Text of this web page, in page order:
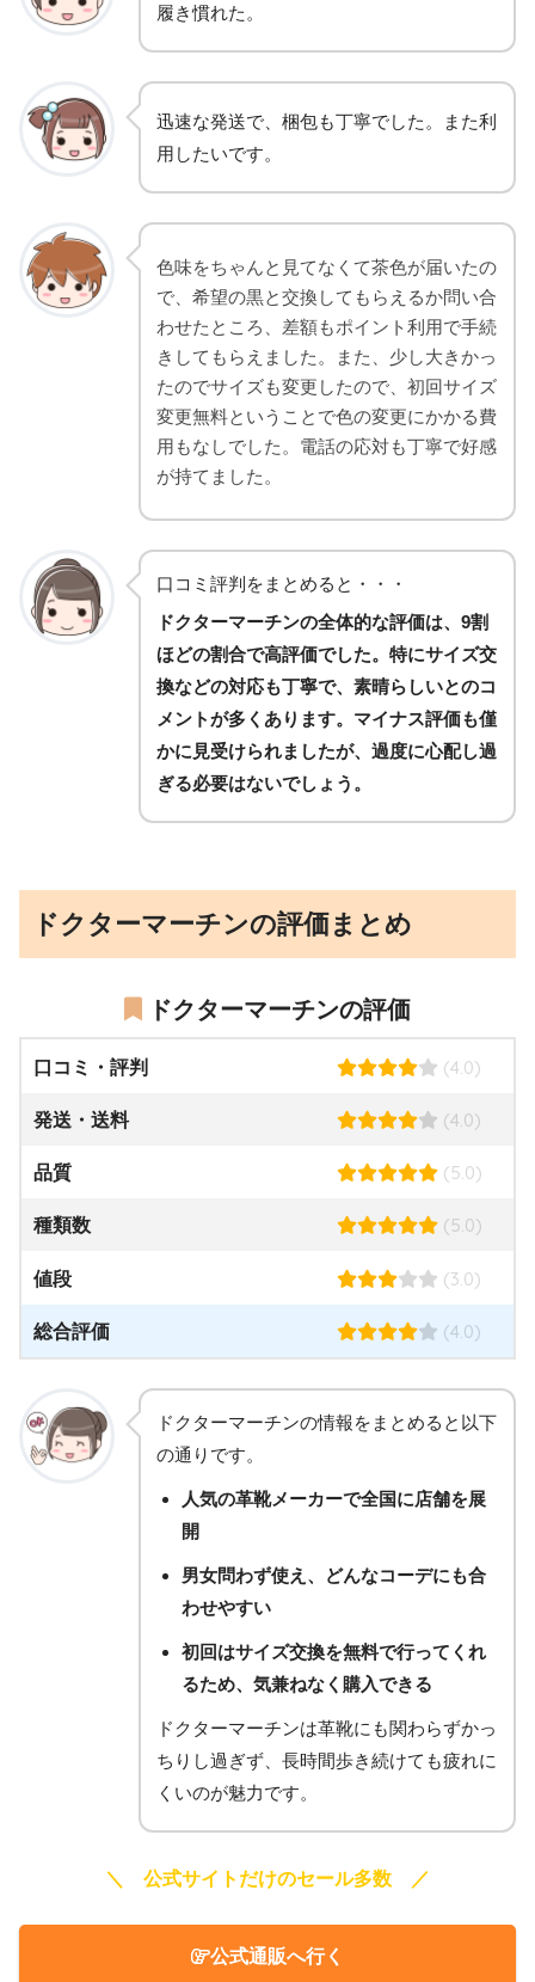
履き慣れた。
迅速な発送で、梱包も丁寧でした。また利
用したいです。
色味をちゃんと見てなくて茶色が届いたの
で、希望の黒と交換してもらえるか問い合
わせたところ、差額もポイント利用で手続
きしてもらえました。また、少し大きかっ
たのでサイズも変更したので、初回サイズ
変更無料ということで色の変更にかかる費
用もなしでした。電話の応対も丁寧で好感
が持てました。
口コミ評判をまとめると・・・
ドクターマーチンの全体的な評価は、9割
ほどの割合で高評価でした。特にサイズ交
換などの対応も丁寧で、素晴らしいとのコ
メントが多くあります。マイナス評価も僅
かに見受けられましたが、過度に心配し過
ぎる必要はないでしょう。
ドクターマーチンの評価まとめ
ドクターマーチンの評価
口コミ・評判 (4.0)
発送・送料 (4.0)
品質 (5.0)
種類数 (5.0)
値段 (3.0)
総合評価 (4.0)
ドクターマーチンの情報をまとめると以下
の通りです。
人気の革靴メーカーで全国に店舗を展
開
男女問わず使え、どんなコーデにも合
わせやすい
初回はサイズ交換を無料で行ってくれ
るため、気兼ねなく購入できる
ドクターマーチンは革靴にも関わらずかっ
ちりし過ぎず、長時間歩き続けても疲れに
くいのが魅力です。
＼ 公式サイトだけのセール多数 ／
公式通販へ行く